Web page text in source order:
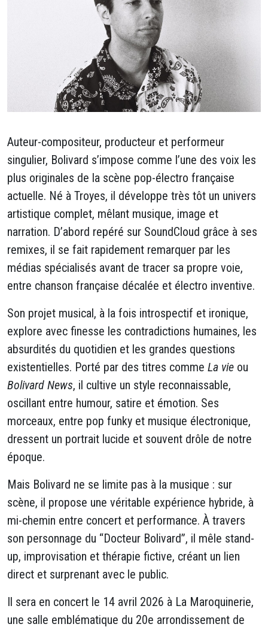
Auteur-compositeur, producteur et performeur
singulier, Bolivard s’impose comme l’une des voix les
plus originales de la scène pop-électro française
actuelle. Né à Troyes, il développe très tôt un univers
artistique complet, mêlant musique, image et
narration. D’abord repéré sur SoundCloud grâce à ses
remixes, il se fait rapidement remarquer par les
médias spécialisés avant de tracer sa propre voie,
entre chanson française décalée et électro inventive.
Son projet musical, à la fois introspectif et ironique,
explore avec finesse les contradictions humaines, les
absurdités du quotidien et les grandes questions
existentielles. Porté par des titres comme La vie ou
Bolivard News, il cultive un style reconnaissable,
oscillant entre humour, satire et émotion. Ses
morceaux, entre pop funky et musique électronique,
dressent un portrait lucide et souvent drôle de notre
époque.
Mais Bolivard ne se limite pas à la musique : sur
scène, il propose une véritable expérience hybride, à
mi-chemin entre concert et performance. À travers
son personnage du “Docteur Bolivard”, il mêle stand-
up, improvisation et thérapie fictive, créant un lien
direct et surprenant avec le public.
Il sera en concert le 14 avril 2026 à La Maroquinerie,
une salle emblématique du 20e arrondissement de